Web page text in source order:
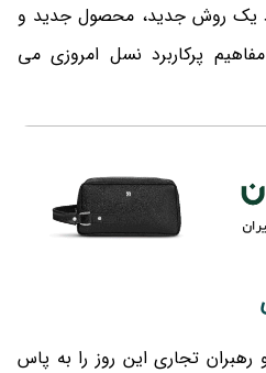
یک روش جدید، محصول جدید و
پرکاربرد نسل امروزی می
رهبران تجاری این روز را به پاس